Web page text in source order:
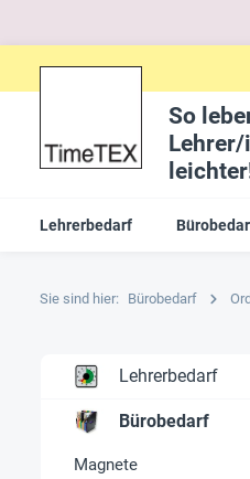
So
Lehrer/
Lehrerbedarf
Sie sind hier: Bürobedarf
Lehrerbedarf
Bürobedarf
Magnete